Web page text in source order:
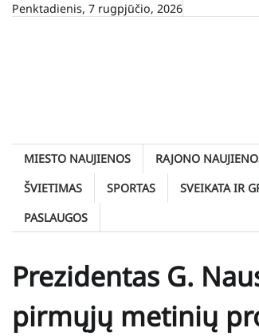
SkipPenktadienis, 7 rugpjūčio, 2026
MIESTO NAUJIENOS RAJONO
ŠVIETIMAS
SPORTAS SVEIKATA IR
PASLAUGOS
Prezidentas G.
pirmųjų metinių